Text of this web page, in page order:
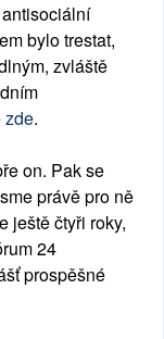
bylo trestat,
zvláště
zde.
on. Pak se
právě pro ně
ještě čtyři roky,
24
prospěšné